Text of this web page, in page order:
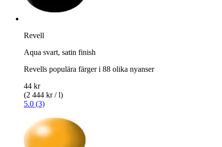
Revell
Aqua svart, satin finish
Revells populära färger i 88 olika nyanser
44 kr
(2 444 kr / l)
5.0 (3)